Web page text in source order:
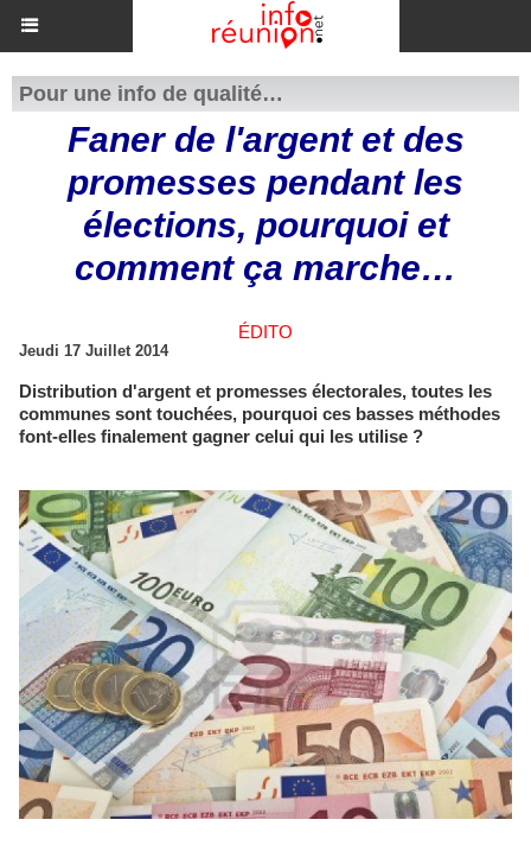
Pour une info de qualité…
Faner de l'argent et des
promesses pendant les
élections, pourquoi et
comment ça marche…
ÉDITO
Jeudi 17 Juillet 2014
Distribution d'argent et promesses électorales, toutes les
communes sont touchées, pourquoi ces basses méthodes
font-elles finalement gagner celui qui les utilise ?